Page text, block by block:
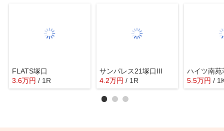
FLATS塚口
3.6万円 / 1R
サンパレス21塚口III
4.2万円 / 1R
ハイツ南苑
5.5万円 /